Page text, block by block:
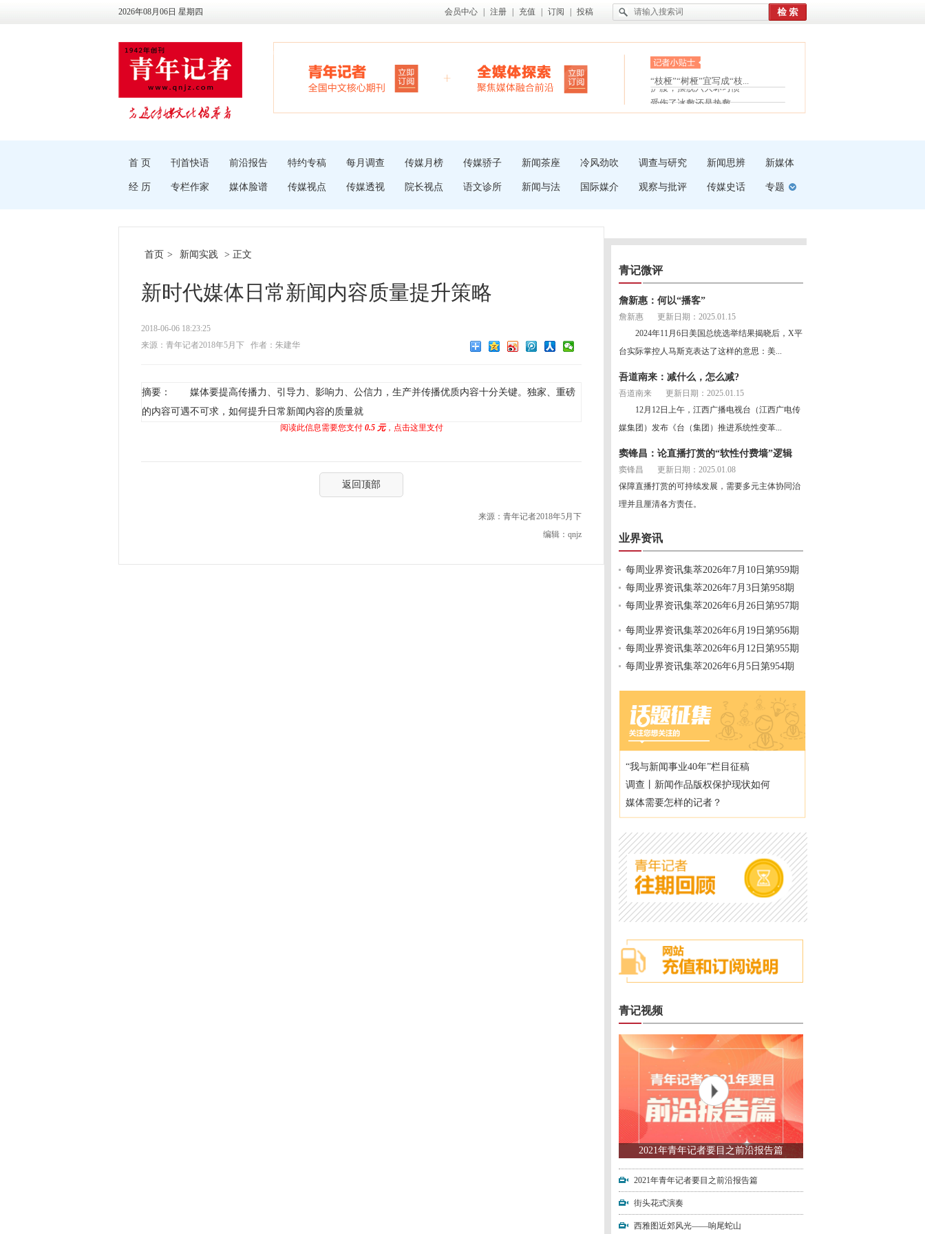
2026年08月06日 星期四 会员中心 注册 充值 订阅 投稿
眼白变红或是结膜下出血
“枝桠”“树桠”宜写成“枝...
夏天缓解疲劳有三招
护腰，摆脱六大坏习惯
受伤了冰敷还是热敷
白内障治疗的误区
首 页 刊首快语 前沿报告 特约专稿 每月调查 传媒月榜 传媒骄子 新闻茶座 冷风劲吹 调查与研究 新闻思辨 新媒体
经 历 专栏作家 媒体脸谱 传媒视点 传媒透视 院长视点 语文诊所 新闻与法 国际媒介 观察与批评 传媒史话 专题
首页 > 新闻实践 > 正文
新时代媒体日常新闻内容质量提升策略
2018-06-06 18:23:25
来源：青年记者2018年5月下
作者：朱建华
摘要： 媒体要提高传播力、引导力、影响力、公信力，生产并传播优质内容十分关键。独家、重磅
的内容可遇不可求，如何提升日常新闻内容的质量就
阅读此信息需要您支付 0.5 元，点击这里支付
返回顶部
来源：青年记者2018年5月下
编辑：qnjz
青记微评
詹新惠：何以“播客”
詹新惠
更新日期：2025.01.15
2024年11月6日美国总统选举结果揭晓后，X平
台实际掌控人马斯克表达了这样的意思：美...
吾道南来：减什么，怎么减?
吾道南来
更新日期：2025.01.15
12月12日上午，江西广播电视台（江西广电传
媒集团）发布《台（集团）推进系统性变革...
窦锋昌：论直播打赏的“软性付费墙”逻辑
窦锋昌
更新日期：2025.01.08
保障直播打赏的可持续发展，需要多元主体协同治
理并且厘清各方责任。
业界资讯
每周业界资讯集萃2026年7月10日第959期
每周业界资讯集萃2026年7月3日第958期
每周业界资讯集萃2026年6月26日第957期
每周业界资讯集萃2026年6月19日第956期
每周业界资讯集萃2026年6月12日第955期
每周业界资讯集萃2026年6月5日第954期
“我与新闻事业40年”栏目征稿
调查丨新闻作品版权保护现状如何
媒体需要怎样的记者？
青记视频
2021年青年记者要目之前沿报告篇
2021年青年记者要目之前沿报告篇
街头花式演奏
西雅图近郊风光——响尾蛇山